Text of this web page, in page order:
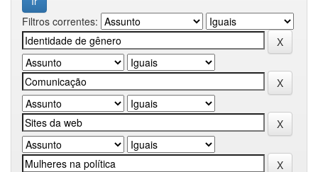
Filtros correntes: